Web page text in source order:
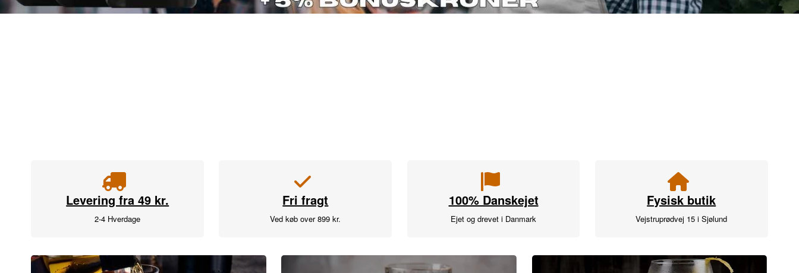
Levering fra 49 kr.
2-4 Hverdage
Fri fragt
Ved køb over 899 kr.
100% Danskejet
Ejet og drevet i Danmark
Fysisk butik
Vejstruprødvej 15 i Sjølund